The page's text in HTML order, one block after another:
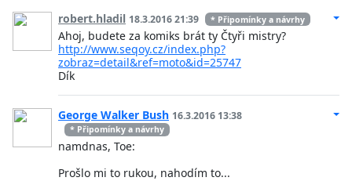
robert.hladil 18.3.2016 21:39 * Připomínky a návrhy
Ahoj, budete za komiks brát ty Čtyři mistry?
http://www.seqoy.cz/index.php?
zobraz=detail&ref=moto&id=25747
Dík
George Walker Bush 16.3.2016 13:38
* Připomínky a návrhy
namdnas, Toe:
Prošlo mi to rukou, nahodím to...